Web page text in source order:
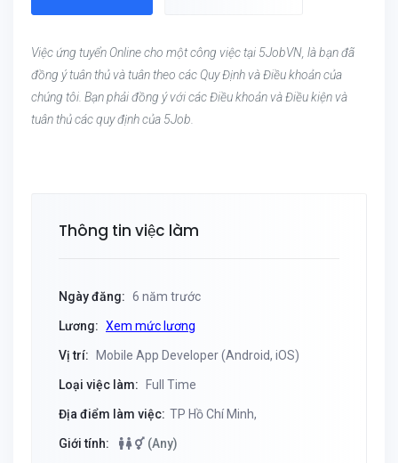
Việc ứng tuyển Online cho một công việc tại 5JobVN, là bạn đã
đồng ý tuân thủ và tuân theo các Quy Định và Điều khoản của
chúng tôi. Bạn phải đồng ý với các Điều khoản và Điều kiện và
tuân thủ các quy định của 5Job.
Thông tin việc làm
Ngày đăng: 6 năm trước
Lương: Xem mức lương
Vị trí: Mobile App Developer (Android, iOS)
Loại việc làm: Full Time
Địa điểm làm việc: TP Hồ Chí Minh,
Giới tính: (Any)